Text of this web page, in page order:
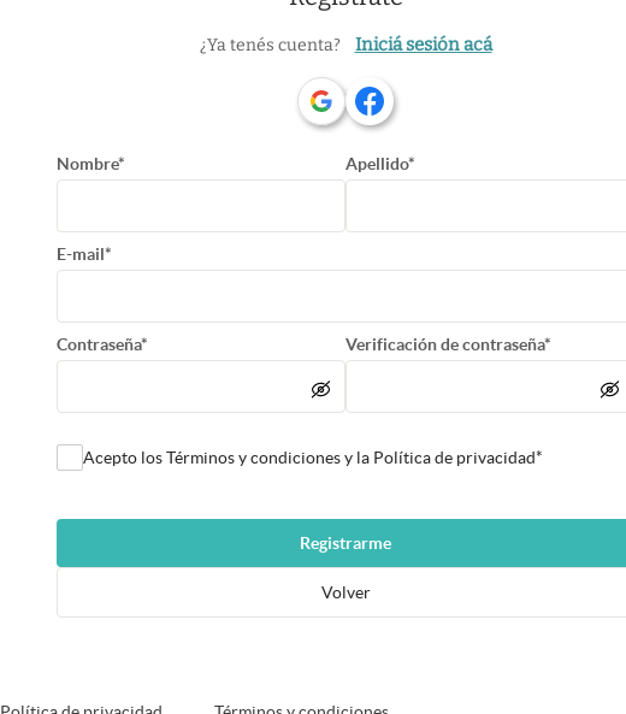
¿Ya tenés cuenta? Iniciá sesión acá
Nombre* Apellido*
E-mail*
Contraseña* Verificación de contraseña*
Acepto los Términos y condiciones y la Política de privacidad*
Registrarme
Volver